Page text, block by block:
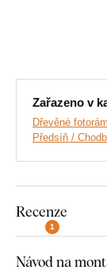
Hlavní
Velký
Na výběr
Krásná
Rozměr
fotografií:
Rozměr
Zařazeno v
Dřevěné
Předsíň /
Recenze
1
Návod na